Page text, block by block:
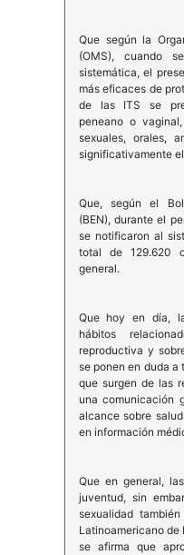
Que según la
(OMS), cuando
sistemática, el
más eficaces de
de las ITS se
peneano o
sexuales, orales,
significativamente
Que, según el
(BEN), durante el
se notificaron al
total de 129.620
general.
Que hoy en día,
hábitos
reproductiva y
se ponen en duda
que surgen de las
una comunicación
alcance sobre
en información
Que en general,
juventud, sin
sexualidad
Latinoamericano de
se afirma que